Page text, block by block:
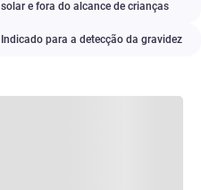
solar e fora do alcance de crianças
Indicado para a detecção da gravidez